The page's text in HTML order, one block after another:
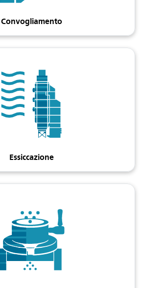
Convogliamento
Essiccazione